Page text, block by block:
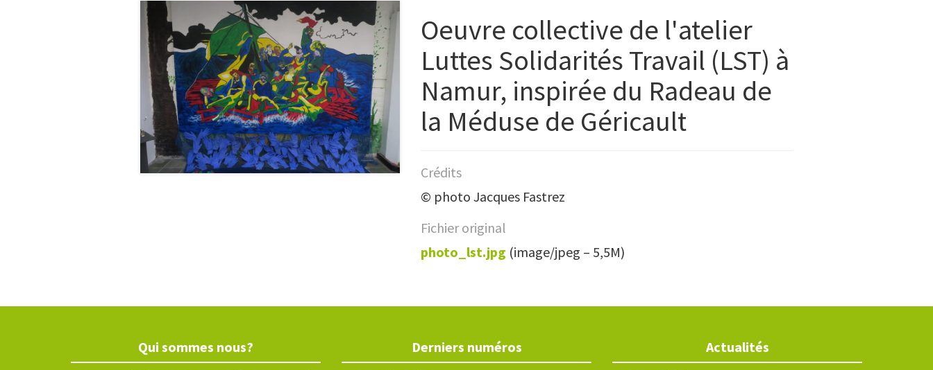
Oeuvre collective de l'atelier
Luttes Solidarités Travail (LST) à
Namur, inspirée du Radeau de
la Méduse de Géricault
Crédits
© photo Jacques Fastrez
Fichier original
photo_lst.jpg (image/jpeg – 5,5M)
Qui sommes nous? Derniers numéros Actualités